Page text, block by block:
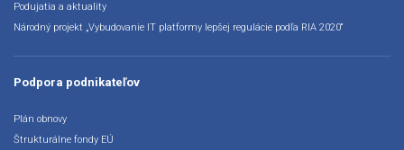
Podujatia a aktuality
Národný projekt „Vybudovanie IT platformy lepšej regulácie podľa RIA 2020“
Podpora podnikateľov
Plán obnovy
Štrukturálne fondy EÚ